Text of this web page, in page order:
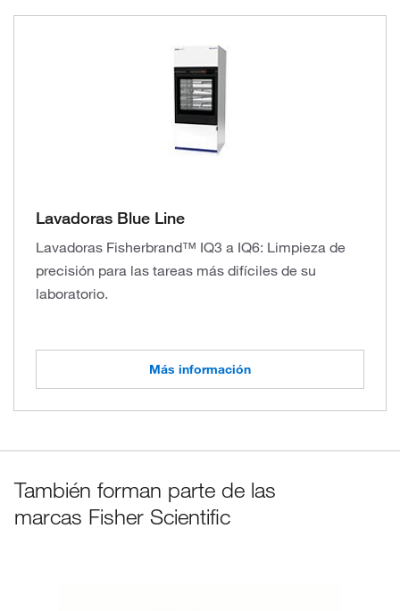
Lavadoras Blue Line
Lavadoras Fisherbrand™ IQ3 a IQ6: Limpieza de
precisión para las tareas más difíciles de su
laboratorio.
Más información
También forman parte de las
marcas Fisher Scientific